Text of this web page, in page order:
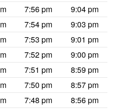
7:56 pm
9:04 pm
7:54 pm
9:03 pm
7:53 pm
9:01 pm
7:52 pm
9:00 pm
7:51 pm
8:59 pm
7:50 pm
8:57 pm
7:48 pm
8:56 pm